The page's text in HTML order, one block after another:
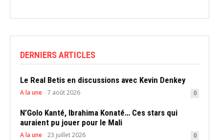
DERNIERS ARTICLES
Le Real Betis en discussions avec Kevin Denkey
A la une 7 août 2026 0
N’Golo Kanté, Ibrahima Konaté… Ces stars qui
auraient pu jouer pour le Mali
A la une 23 juillet 2026 0